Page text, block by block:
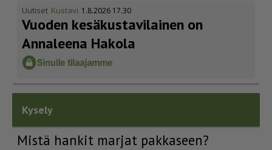
Uutiset Kustavi 1.8.2026 17.30
Vuoden kesäkus­ta­vi­lainen on
Annaleena Hakola
Kysely
Mistä hankit marjat pakkaseen?